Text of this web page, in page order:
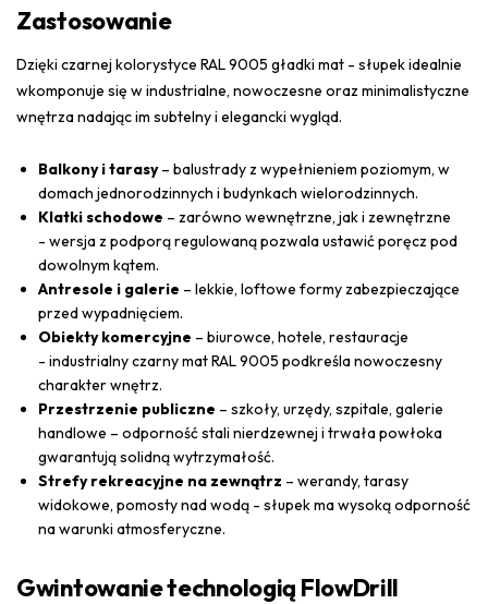
Zastosowanie
Dzięki czarnej kolorystyce RAL 9005 gładki mat - słupek idealnie
wkomponuje się w industrialne, nowoczesne oraz minimalistyczne
wnętrza nadając im subtelny i elegancki wygląd.
Balkony i tarasy– balustrady z wypełnieniem poziomym, w
domach jednorodzinnych i budynkach wielorodzinnych.
Klatki schodowe – zarówno wewnętrzne, jak i zewnętrzne
- wersja z podporą regulowaną pozwala ustawić poręcz pod
dowolnym kątem.
Antresole i galerie – lekkie, loftowe formy zabezpieczające
przed wypadnięciem.
Obiekty komercyjne – biurowce, hotele, restauracje
- industrialny czarny mat RAL 9005 podkreśla nowoczesny
charakter wnętrz.
Przestrzenie publiczne – szkoły, urzędy, szpitale, galerie
handlowe – odporność stali nierdzewnej i trwała powłoka
gwarantują solidną wytrzymałość.
Strefy rekreacyjne na zewnątrz – werandy, tarasy
widokowe, pomosty nad wodą - słupek ma wysoką odporność
na warunki atmosferyczne.
Gwintowanie technologią FlowDrill